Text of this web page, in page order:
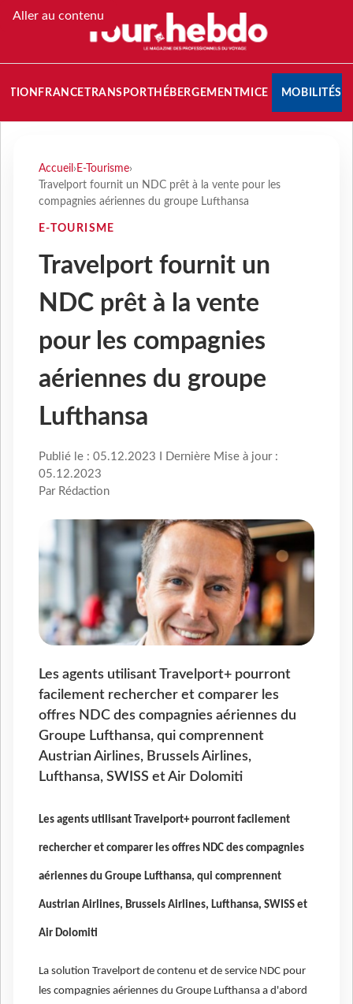
Aller au contenu
FRANCETRANSPORT HÉBERGEMENTMICE MOBILITÉS
Accueil › E-Tourisme›
Travelport fournit un NDC prêt à la vente pour les
compagnies aériennes du groupe Lufthansa
E-TOURISME
Travelport fournit un
NDC prêt à la vente
pour les compagnies
aériennes du groupe
Lufthansa
Publié le : 05.12.2023 I Dernière Mise à jour :
05.12.2023
Par Rédaction
Les agents utilisant Travelport+ pourront
facilement rechercher et comparer les
offres NDC des compagnies aériennes du
Groupe Lufthansa, qui comprennent
Austrian Airlines, Brussels Airlines,
Lufthansa, SWISS et Air Dolomiti
Les agents utilisant Travelport+ pourront facilement
rechercher et comparer les offres NDC des compagnies
aériennes du Groupe Lufthansa, qui comprennent
Austrian Airlines, Brussels Airlines, Lufthansa, SWISS et
Air Dolomiti
La solution Travelport de contenu et de service NDC pour
les compagnies aériennes du Groupe Lufthansa a d'abord